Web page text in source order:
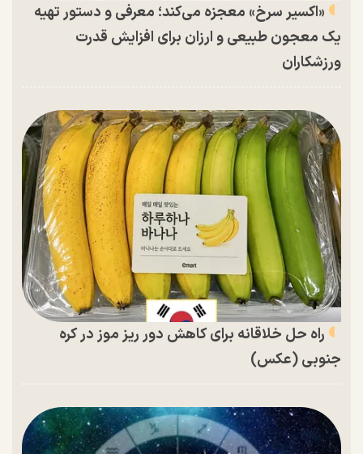
«اکسیر سرخ» معجزه می‌کند؛ معرفی و دستور تهیه
یک معجون طبیعی و ارزان برای افزایش قدرت
ورزشکاران
راه حل خلاقانه برای کاهش دور ریز موز در کره
جنوبی (عکس)